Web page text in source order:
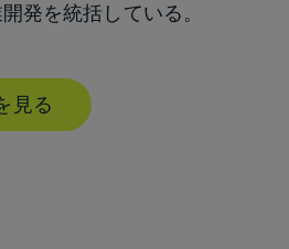
発を統括している。
見る